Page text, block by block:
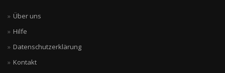
Über uns
Hilfe
Datenschutzerklärung
Kontakt